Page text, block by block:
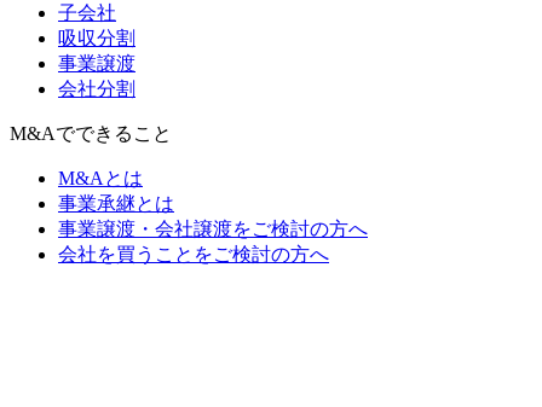
子会社
吸収分割
事業譲渡
会社分割
M&Aでできること
M&Aとは
事業承継とは
事業譲渡・会社譲渡をご検討の方へ
会社を買うことをご検討の方へ